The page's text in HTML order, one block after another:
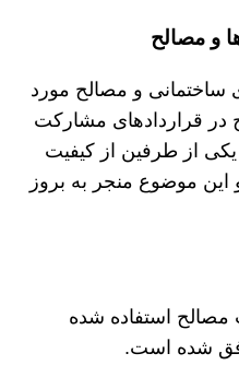
و مصالح
ساختمانی و مصالح مورد
در قراردادهای مشارکت
از طرفین از کیفیت
این موضوع منجر به بروز
استفاده شده
شده است.